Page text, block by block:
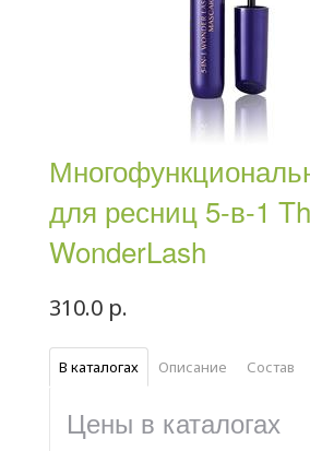
для ресниц 5-в-1
WonderLash
310.0 р.
В каталогах Описание Состав
Цены в каталогах